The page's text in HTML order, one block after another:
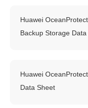
Huawei
Backup Storage
Huawei
Data Sheet